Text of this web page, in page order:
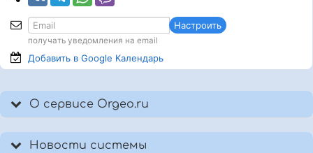
Настроить
получать уведомления на email
Добавить в Google Календарь
О сервисе Orgeo.ru
Новости системы